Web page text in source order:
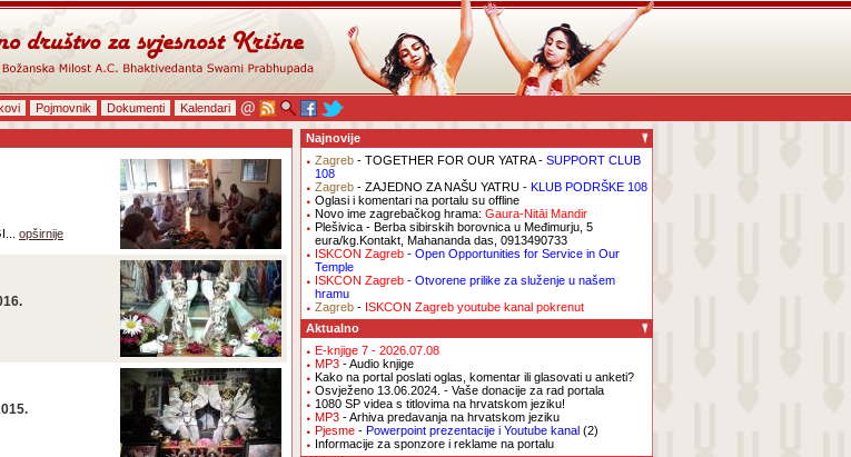
Pojmovnik Dokumenti Kalendari
opširnije
Najnovije
Zagreb - TOGETHER FOR OUR YATRA - SUPPORT CLUB
108
Zagreb - ZAJEDNO ZA NAŠU YATRU - KLUB PODRŠKE 108
Oglasi i komentari na portalu su offline
Novo ime zagrebačkog hrama: Gaura-Nitāi Mandir
Plešivica - Berba sibirskih borovnica u Međimurju, 5
eura/kg.Kontakt, Mahananda das, 0913490733
ISKCON Zagreb - Open Opportunities for Service in Our
Temple
ISKCON Zagreb - Otvorene prilike za služenje u našem
hramu
Zagreb - ISKCON Zagreb youtube kanal pokrenut
Aktualno
E-knjige 7 - 2026.07.08
MP3 - Audio knjige
Kako na portal poslati oglas, komentar ili glasovati u anketi?
Osvježeno 13.06.2024. - Vaše donacije za rad portala
1080 SP videa s titlovima na hrvatskom jeziku!
MP3 - Arhiva predavanja na hrvatskom jeziku
Pjesme - Powerpoint prezentacije i Youtube kanal (2)
Informacije za sponzore i reklame na portalu